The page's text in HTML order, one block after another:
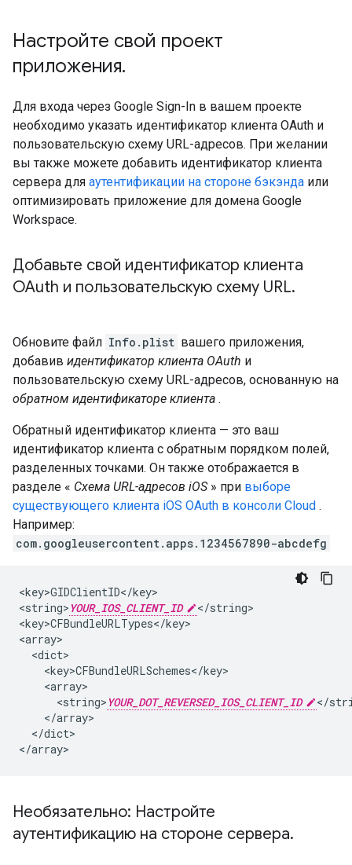
Настройте свой проект
приложения.
Для входа через Google Sign-In в вашем проекте
необходимо указать идентификатор клиента OAuth и
пользовательскую схему URL-адресов. При желании
вы также можете добавить идентификатор клиента
сервера для аутентификации на стороне бэкэнда или
оптимизировать приложение для домена Google
Workspace.
Добавьте свой идентификатор клиента
OAuth и пользовательскую схему URL.
Обновите файл Info.plist вашего приложения,
добавив идентификатор клиента OAuth и
пользовательскую схему URL-адресов, основанную на
обратном идентификаторе клиента .
Обратный идентификатор клиента — это ваш
идентификатор клиента с обратным порядком полей,
разделенных точками. Он также отображается в
разделе « Схема URL-адресов iOS» при выборе
существующего клиента iOS OAuth в консоли Cloud .
Например:
com.googleusercontent.apps.1234567890-abcdefg
<key>GIDClientID</key>
<string> YOUR_IOS_CLIENT_ID
</string>
<key>CFBundleURLTypes</key>
<array>
  <dict>
    <key>CFBundleURLSchemes</key>
    <array>
      <string>
YOUR_DOT_REVERSED_IOS_CLIENT_ID
</
    </array>
  </dict>
</array>
Необязательно: Настройте
аутентификацию на стороне сервера.